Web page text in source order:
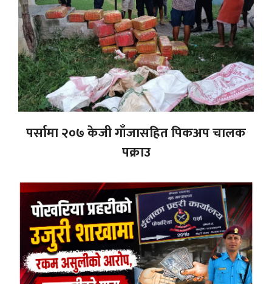
पर्सामा २०७ केजी गाँजासहित पिकअप चालक
पक्राउ